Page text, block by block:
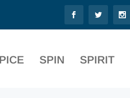
SPIN SPIRIT